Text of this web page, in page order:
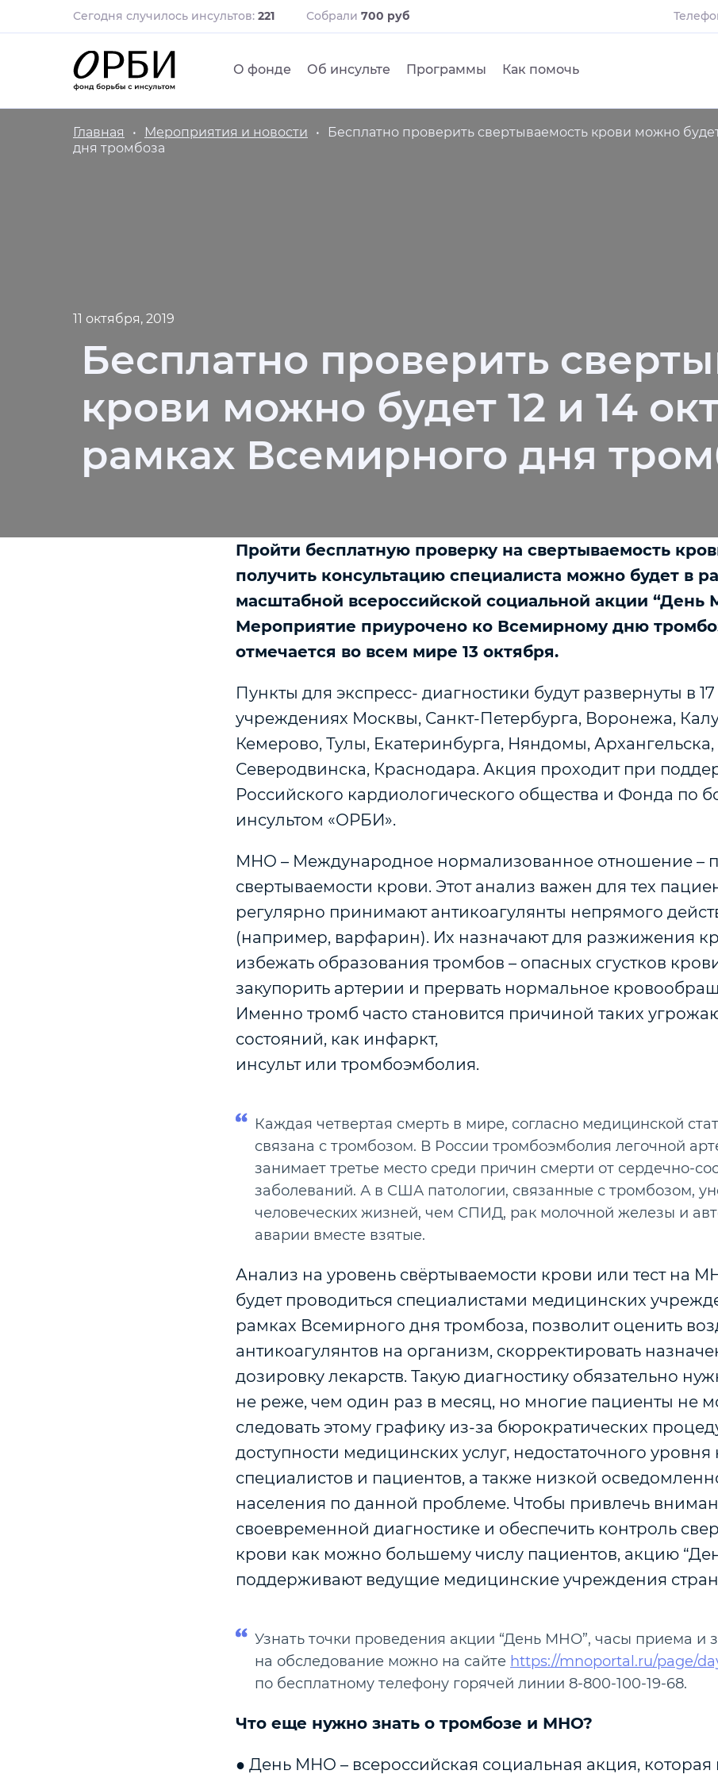
Сегодня случилось инсультов: 221 Собрали 700 руб
О фонде Об инсульте Программы Как помочь
Главная Мероприятия и новости
Бесплатно проверить свертываемость крови можно
дня тромбоза
11 октября, 2019
Бесплатно проверить
крови можно будет 12 и 14
рамках Всемирного дня
Пройти бесплатную проверку на свертываемость
получить консультацию специалиста можно будет в
масштабной всероссийской социальной акции “День
Мероприятие приурочено ко Всемирному дню
отмечается во всем мире 13 октября.
Пункты для экспресс- диагностики будут развернуты в
учреждениях Москвы, Санкт-Петербурга, Воронежа,
Кемерово, Тулы, Екатеринбурга, Няндомы, Архангельска,
Северодвинска, Краснодара. Акция проходит при
Российского кардиологического общества и Фонда по
инсультом «ОРБИ».
МНО – Международное нормализованное отношение –
свертываемости крови. Этот анализ важен для тех
регулярно принимают антикоагулянты непрямого
(например, варфарин). Их назначают для разжижения
избежать образования тромбов – опасных сгустков
закупорить артерии и прервать нормальное
Именно тромб часто становится причиной таких
состояний, как инфаркт,
инсульт или тромбоэмболия.
Каждая четвертая смерть в мире, согласно медицинской
связана с тромбозом. В России тромбоэмболия легочной
занимает третье место среди причин смерти от сердечно-
заболеваний. А в США патологии, связанные с тромбозом,
человеческих жизней, чем СПИД, рак молочной железы и
аварии вместе взятые.
Анализ на уровень свёртываемости крови или тест на
будет проводиться специалистами медицинских
рамках Всемирного дня тромбоза, позволит оценить
антикоагулянтов на организм, скорректировать
дозировку лекарств. Такую диагностику обязательно
не реже, чем один раз в месяц, но многие пациенты не
следовать этому графику из-за бюрократических
доступности медицинских услуг, недостаточного уровня
специалистов и пациентов, а также низкой
населения по данной проблеме. Чтобы привлечь
своевременной диагностике и обеспечить контроль
крови как можно большему числу пациентов, акцию
поддерживают ведущие медицинские учреждения
Узнать точки проведения акции “День МНО”, часы приема и
на обследование можно на сайте https://mnoportal.ru/page/
по бесплатному телефону горячей линии 8-800-100-19-68.
Что еще нужно знать о тромбозе и МНО?
● День МНО – всероссийская социальная акция, которая